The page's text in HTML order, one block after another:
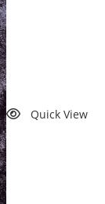
Quick View